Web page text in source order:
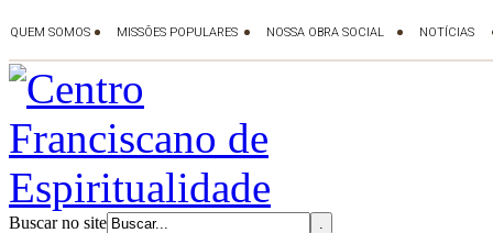
Buscar no site